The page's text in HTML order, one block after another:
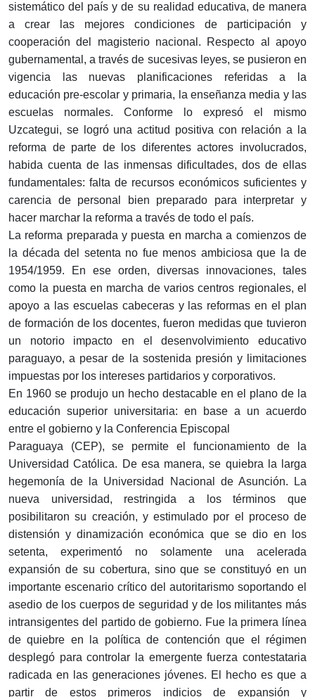
sistemático del país y de su realidad educativa, de manera
a crear las mejores condiciones de participación y
cooperación del magisterio nacional. Respecto al apoyo
gubernamental, a través de sucesivas leyes, se pusieron en
vigencia las nuevas planificaciones referidas a la
educación pre-escolar y primaria, la enseñanza media y las
escuelas normales. Conforme lo expresó el mismo
Uzcategui, se logró una actitud positiva con relación a la
reforma de parte de los diferentes actores involucrados,
habida cuenta de las inmensas dificultades, dos de ellas
fundamentales: falta de recursos económicos suficientes y
carencia de personal bien preparado para interpretar y
hacer marchar la reforma a través de todo el país.
La reforma preparada y puesta en marcha a comienzos de
la década del setenta no fue menos ambiciosa que la de
1954/1959. En ese orden, diversas innovaciones, tales
como la puesta en marcha de varios centros regionales, el
apoyo a las escuelas cabeceras y las reformas en el plan
de formación de los docentes, fueron medidas que tuvieron
un notorio impacto en el desenvolvimiento educativo
paraguayo, a pesar de la sostenida presión y limitaciones
impuestas por los intereses partidarios y corporativos.
En 1960 se produjo un hecho destacable en el plano de la
educación superior universitaria: en base a un acuerdo
entre el gobierno y la Conferencia Episcopal
Paraguaya (CEP), se permite el funcionamiento de la
Universidad Católica. De esa manera, se quiebra la larga
hegemonía de la Universidad Nacional de Asunción. La
nueva universidad, restringida a los términos que
posibilitaron su creación, y estimulado por el proceso de
distensión y dinamización económica que se dio en los
setenta, experimentó no solamente una acelerada
expansión de su cobertura, sino que se constituyó en un
importante escenario crítico del autoritarismo soportando el
asedio de los cuerpos de seguridad y de los militantes más
intransigentes del partido de gobierno. Fue la primera línea
de quiebre en la política de contención que el régimen
desplegó para controlar la emergente fuerza contestataria
radicada en las generaciones jóvenes. El hecho es que a
partir de estos primeros indicios de expansión y